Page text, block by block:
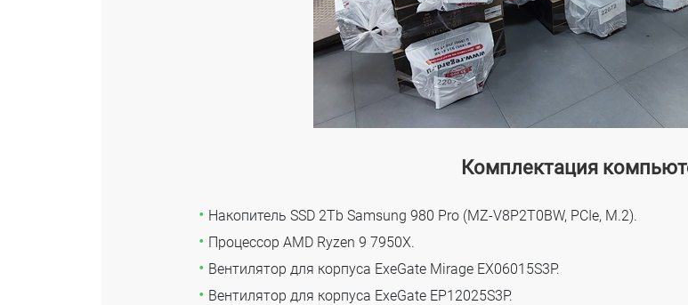
Комплектация
Накопитель SSD 2Tb Samsung 980 Pro (MZ-V8P2T0BW, PCIe, M.2).
Процессор AMD Ryzen 9 7950X.
Вентилятор для корпуса ExeGate Mirage EX06015S3P.
Вентилятор для корпуса ExeGate EP12025S3P.